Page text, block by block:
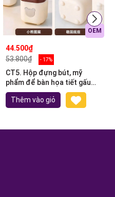
OEM
44.500₫
53.800₫
- 17%
CT5. Hộp đựng bút, mỹ
phẩm để bàn họa tiết gấu
12.5x10.5x10.5cm
Thêm vào giỏ